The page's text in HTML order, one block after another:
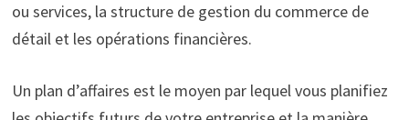
ou services, la structure de gestion du commerce de
détail et les opérations financières.
Un plan d’affaires est le moyen par lequel vous planifiez